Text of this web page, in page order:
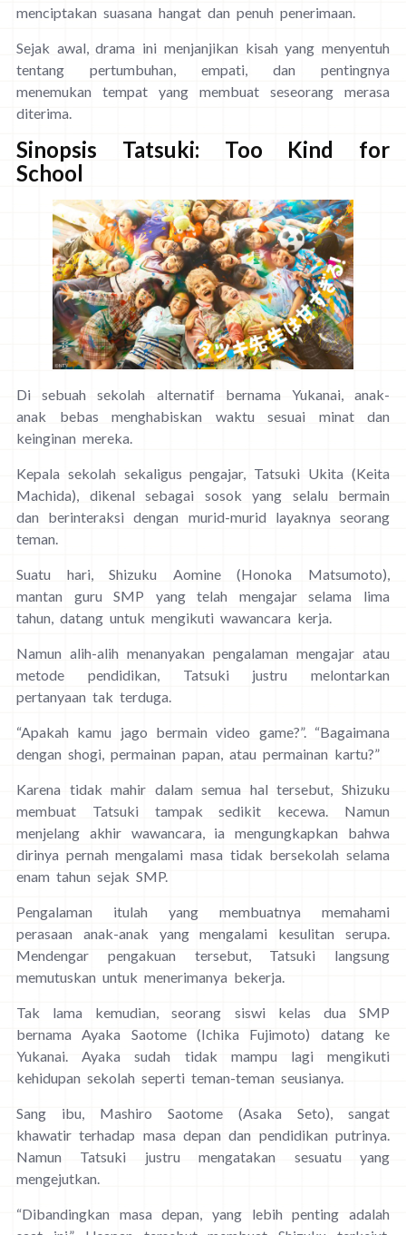
menciptakan suasana hangat dan penuh penerimaan.
Sejak awal, drama ini menjanjikan kisah yang menyentuh
tentang pertumbuhan, empati, dan pentingnya
menemukan tempat yang membuat seseorang merasa
diterima.
Sinopsis Tatsuki: Too Kind for
School
Di sebuah sekolah alternatif bernama Yukanai, anak-
anak bebas menghabiskan waktu sesuai minat dan
keinginan mereka.
Kepala sekolah sekaligus pengajar, Tatsuki Ukita (Keita
Machida), dikenal sebagai sosok yang selalu bermain
dan berinteraksi dengan murid-murid layaknya seorang
teman.
Suatu hari, Shizuku Aomine (Honoka Matsumoto),
mantan guru SMP yang telah mengajar selama lima
tahun, datang untuk mengikuti wawancara kerja.
Namun alih-alih menanyakan pengalaman mengajar atau
metode pendidikan, Tatsuki justru melontarkan
pertanyaan tak terduga.
“Apakah kamu jago bermain video game?”. “Bagaimana
dengan shogi, permainan papan, atau permainan kartu?”
Karena tidak mahir dalam semua hal tersebut, Shizuku
membuat Tatsuki tampak sedikit kecewa. Namun
menjelang akhir wawancara, ia mengungkapkan bahwa
dirinya pernah mengalami masa tidak bersekolah selama
enam tahun sejak SMP.
Pengalaman itulah yang membuatnya memahami
perasaan anak-anak yang mengalami kesulitan serupa.
Mendengar pengakuan tersebut, Tatsuki langsung
memutuskan untuk menerimanya bekerja.
Tak lama kemudian, seorang siswi kelas dua SMP
bernama Ayaka Saotome (Ichika Fujimoto) datang ke
Yukanai. Ayaka sudah tidak mampu lagi mengikuti
kehidupan sekolah seperti teman-teman seusianya.
Sang ibu, Mashiro Saotome (Asaka Seto), sangat
khawatir terhadap masa depan dan pendidikan putrinya.
Namun Tatsuki justru mengatakan sesuatu yang
mengejutkan.
“Dibandingkan masa depan, yang lebih penting adalah